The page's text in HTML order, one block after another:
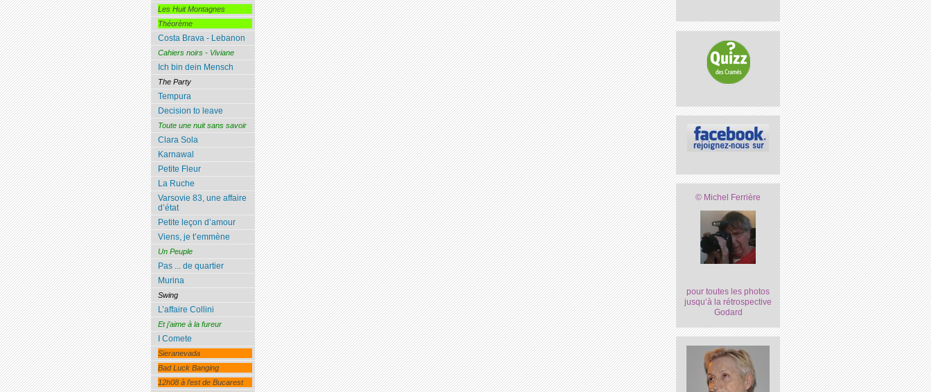
© Michel Ferrière
pour toutes les photos
jusqu’à la rétrospective
Godard
Les Huit Montagnes
Théorème
Costa Brava - Lebanon
Cahiers noirs - Viviane
Ich bin dein Mensch
The Party
Tempura
Decision to leave
Toute une nuit sans savoir
Clara Sola
Karnawal
Petite Fleur
La Ruche
Varsovie 83, une affaire
d’état
Petite leçon d’amour
Viens, je t’emmène
Un Peuple
Pas ... de quartier
Murina
Swing
L’affaire Collini
Et j’aime à la fureur
I Comete
Sieranevada
Bad Luck Banging
12h08 à l’est de Bucarest